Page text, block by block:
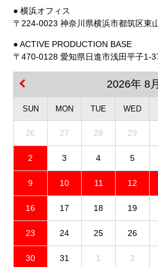
● 横浜オフィス
〒224-0023 神奈川県横浜市都筑区東
● ACTIVE PRODUCTION BASE
〒470-0128 愛知県日進市浅田平子1-
2026年 8月
SUN MON TUE WED
26 27 28 29
2 3 4 5
9 10 11 12
16 17 18 19
23 24 25 26
30 31 1 2